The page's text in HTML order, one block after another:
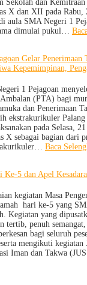
Gelar
Deklarasi
Integritas
LDDK
Sekolah dan
X dan XII pada Rabu,
aula SMA Negeri 1
dimulai pukul…
Gelar Penerimaan
Kepemimpinan,
1 Pejagoan
Ambalan (PTA) bagi
dan Penerimaan
ekstrakurikuler
pada Selasa,
X sebagai bagian dari
Baca
Ke-5 dan Apel
kegiatan Masa
hari ke-5 yang
Kegiatan yang
tertib, penuh
bagi seluruh
mengikuti kegiatan
Iman dan Takwa